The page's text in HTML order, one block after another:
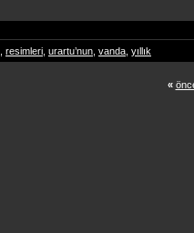
resimleri urartu’nun vanda yıllık
«